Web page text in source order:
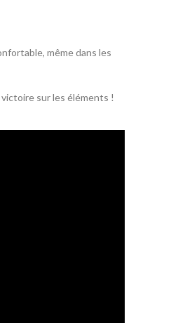
même dans les
sur les éléments !